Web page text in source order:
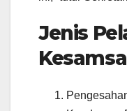
Jenis